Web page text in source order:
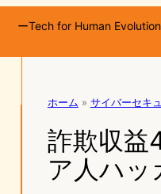
ーTech for Human
ホーム » サイバーセキ
詐欺収益
ア人ハッ